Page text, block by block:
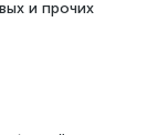
и прочих